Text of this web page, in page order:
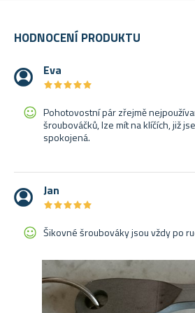
HODNOCENÍ PRODUKTU
Eva
★★★★★
★★★★★
Pohotovostní pár zřejmě
šroubováčků, lze mít na klíčích, již
spokojená.
Jan
★★★★★
★★★★★
Šikovné šroubováky jsou vždy po